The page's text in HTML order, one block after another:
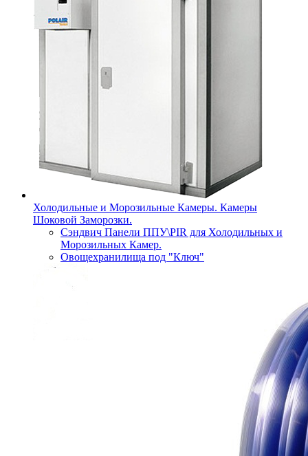
Холодильные и Морозильные Камеры. Камеры
Шоковой Заморозки.
Сэндвич Панели ППУ\PIR для Холодильных и
Морозильных Камер.
Овощехранилища под "Ключ"